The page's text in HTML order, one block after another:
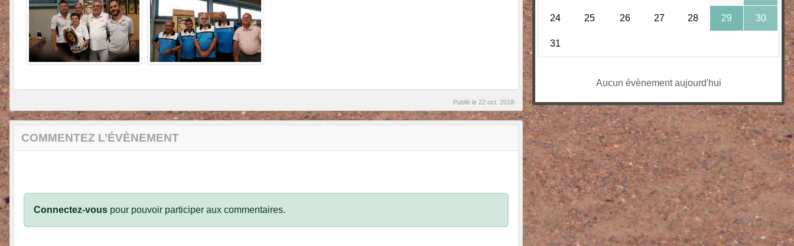
Publié le 22 oct. 2018
COMMENTEZ L’ÉVÈNEMENT
Connectez-vous pour pouvoir participer aux commentaires.
24 25 26 27 28 29 30
31
Aucun évènement aujourd'hui